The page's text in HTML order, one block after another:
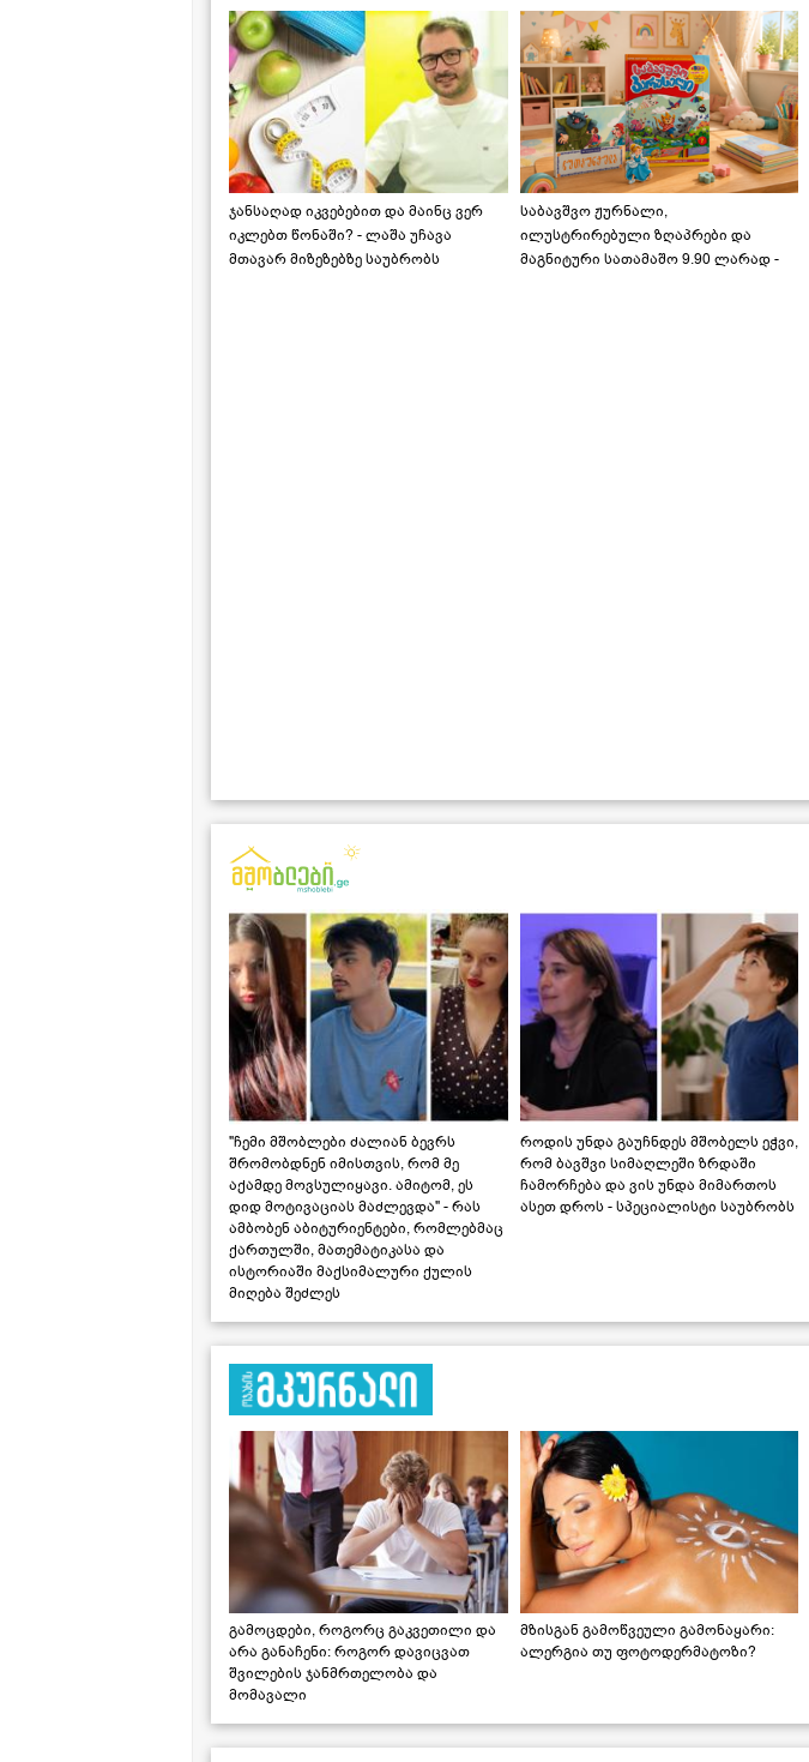
ჯანსაღად იკვებებით და მაინც ვერ
იკლებთ წონაში? - ლაშა უჩავა
მთავარ მიზეზებზე საუბრობს
საბავშვო ჟურნალი,
ილუსტრირებული ზღაპრები და
მაგნიტური სათამაშო 9.90 ლარად -
"ჩემი მშობლები ძალიან ბევრს
შრომობდნენ იმისთვის, რომ მე
აქამდე მოვსულიყავი. ამიტომ, ეს
დიდ მოტივაციას მაძლევდა" - რას
ამბობენ აბიტურიენტები, რომლებმაც
ქართულში, მათემატიკასა და
ისტორიაში მაქსიმალური ქულის
მიღება შეძლეს
როდის უნდა გაუჩნდეს მშობელს ეჭვი,
რომ ბავშვი სიმაღლეში ზრდაში
ჩამორჩება და ვის უნდა მიმართოს
ასეთ დროს - სპეციალისტი საუბრობს
გამოცდები, როგორც გაკვეთილი და
არა განაჩენი: როგორ დავიცვათ
შვილების ჯანმრთელობა და
მომავალი
მზისგან გამოწვეული გამონაყარი:
ალერგია თუ ფოტოდერმატოზი?